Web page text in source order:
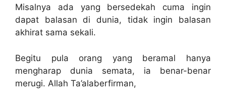
Misalnya ada yang bersedekah cuma ingin
dapat balasan di dunia, tidak ingin balasan
akhirat sama sekali.
Begitu pula orang yang beramal hanya
mengharap dunia semata, ia benar-benar
merugi. Allah Ta’alaberfirman,